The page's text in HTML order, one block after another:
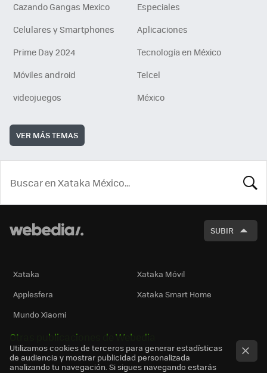
Cazando Gangas Mexico
Especiales
Celulares y Smartphones
Aplicaciones
Prime Day 2024
Tecnología en México
Móviles android
Telcel
videojuegos
México
VER MÁS TEMAS
SUBIR
Xataka
Xataka Móvil
Applesfera
Xataka Smart Home
Mundo Xiaomi
Otras publicaciones de Webedia
Utilizamos cookies de terceros para generar estadísticas
de audiencia y mostrar publicidad personalizada
analizando tu navegación. Si sigues navegando estarás